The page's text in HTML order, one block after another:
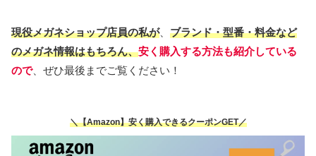
現役メガネショップ店員の私が、 ブランド・型番・料金など
のメガネ情報はもちろん、安く購入する方法も紹介している
ので、ぜひ最後までご覧ください！
＼【Amazon】安く購入できるクーポンGET／